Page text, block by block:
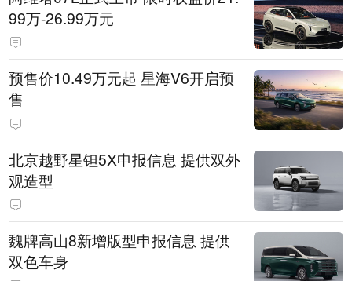
99万-26.99万元
预售价10.49万元起 星海V6开启预
售
北京越野星钽5X申报信息 提供双外
观造型
魏牌高山8新增版型申报信息 提供
双色车身